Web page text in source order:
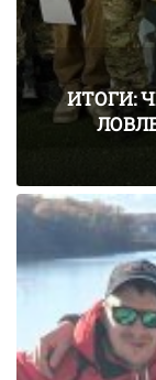
ИТОГИ: